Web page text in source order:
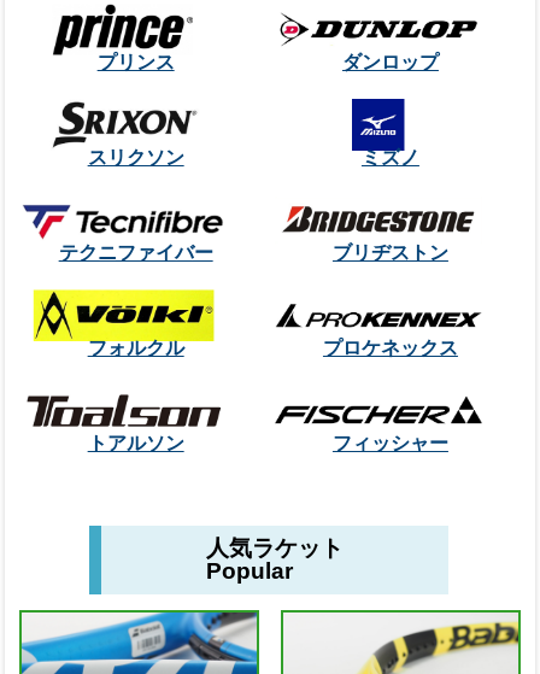
プリンス ダンロップ
スリクソン ミズノ
テクニファイバー ブリヂストン
フォルクル プロケネックス
トアルソン フィッシャー
人気ラケット
Popular